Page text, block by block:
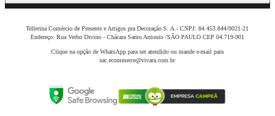
Tellerina Comércio de Presente e Artigos pra Decoração S. A.- CNPJ: 84.453.844/0021-21
Endereço: Rua Verbo Divino - Chácara Santo Antonio /SÃO PAULO CEP 04.719-901
Clique na opção de WhatsApp para ser atendido ou mande e-mail para
sac.ecommerce@vivara.com.br